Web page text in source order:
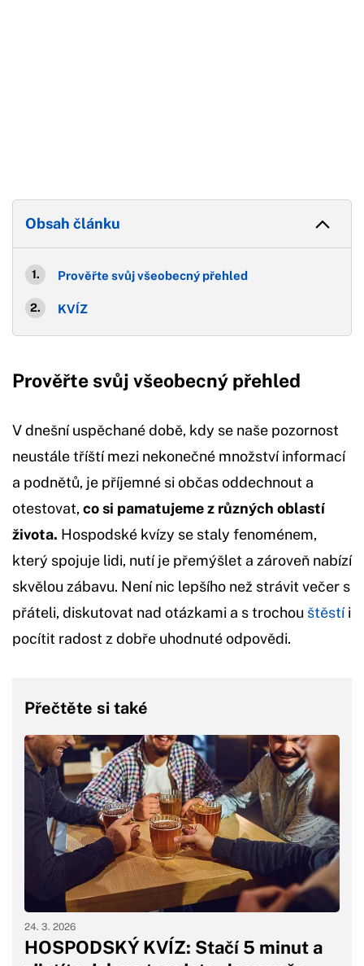
Obsah článku
Prověřte svůj všeobecný přehled
KVÍZ
Prověřte svůj všeobecný přehled
V dnešní uspěchané době, kdy se naše pozornost
neustále tříští mezi nekonečné množství informací
a podnětů, je příjemné si občas oddechnout a
otestovat,co si pamatujeme z různých oblastí
života. Hospodské kvízy se staly fenoménem,
který spojuje lidi, nutí je přemýšlet a zároveň nabízí
skvělou zábavu. Není nic lepšího než strávit večer s
přáteli, diskutovat nad otázkami a s trochou štěstíi
pocítit radost z dobře uhodnuté odpovědi.
Přečtěte si také
HOSPODSKÝ KVÍZ: Stačí 5 minut a
24. 3. 2026